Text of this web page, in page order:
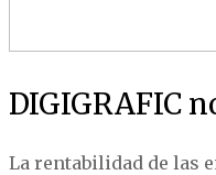
DIGIGRAFIC
La rentabilidad de las